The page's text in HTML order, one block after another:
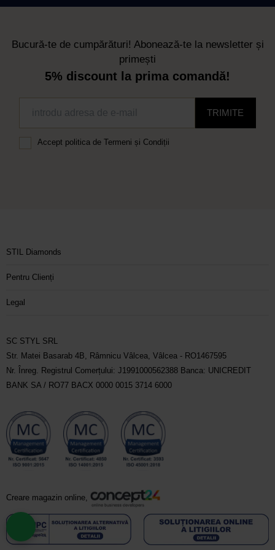
Bucură-te de cumpărături! Abonează-te la newsletter și
primești
5% discount la prima comandă!
TRIMITE
Accept politica de Termeni și Condiții
SC STYL SRL
Str. Matei Basarab 4B, Râmnicu Vâlcea, Vâlcea - RO1467595
Nr. Înreg. Registrul Comerțului: J1991000562388 Banca: UNICREDIT
BANK SA / RO77 BACX 0000 0015 3714 6000
STIL Diamonds
Pentru Clienți
Legal
Creare magazin online,